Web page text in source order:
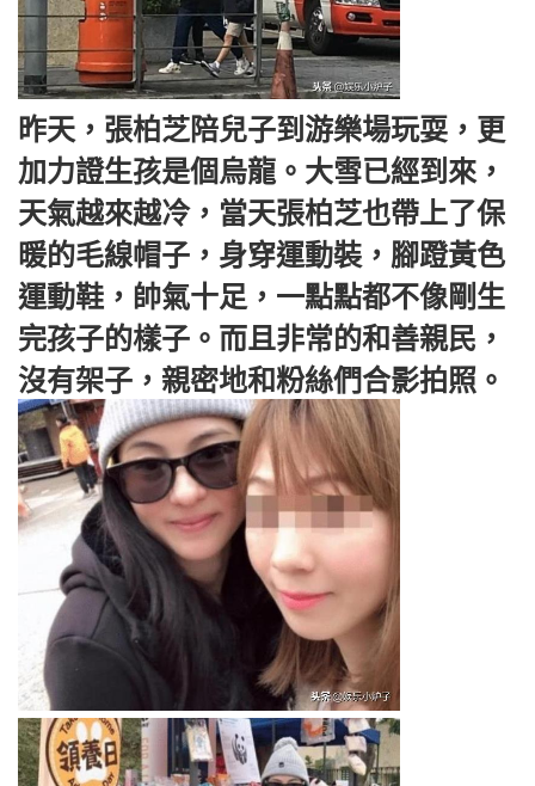
昨天，張柏芝陪兒子到游樂場玩耍，更
加力證生孩是個烏龍。大雪已經到來，
天氣越來越冷，當天張柏芝也帶上了保
暖的毛線帽子，身穿運動裝，腳蹬黃色
運動鞋，帥氣十足，一點點都不像剛生
完孩子的樣子。而且非常的和善親民，
沒有架子，親密地和粉絲們合影拍照。